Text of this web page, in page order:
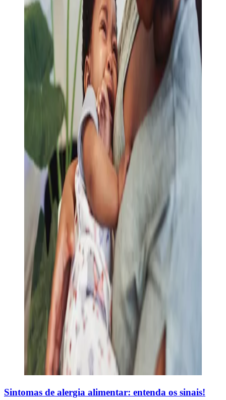
Sintomas de alergia alimentar: entenda os sinais!